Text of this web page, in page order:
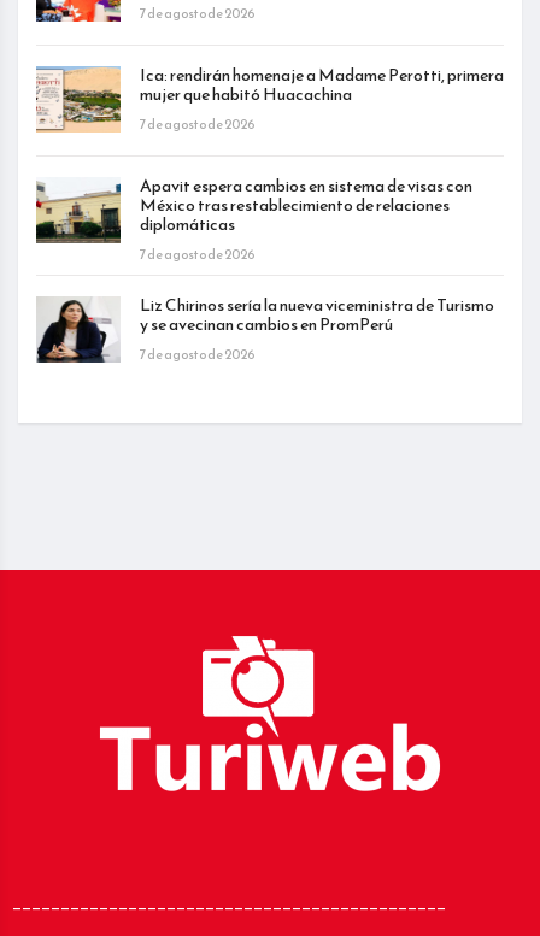
7 de agosto de 2026
Ica: rendirán homenaje a Madame Perotti, primera
mujer que habitó Huacachina
7 de agosto de 2026
Apavit espera cambios en sistema de visas con
México tras restablecimiento de relaciones
diplomáticas
7 de agosto de 2026
Liz Chirinos sería la nueva viceministra de Turismo
y se avecinan cambios en PromPerú
7 de agosto de 2026
_____________________________________________